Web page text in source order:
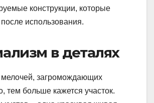
конструкции, которые
после использования.
в деталях
загромождающих
тем больше кажется участок.